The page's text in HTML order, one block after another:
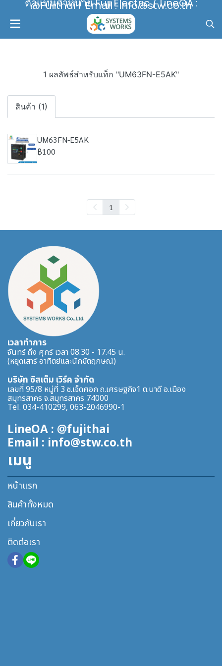
ตัวแทนจำหน่าย Fuji Electric / LineOA :
@Fujithai / Email : info@stw.co.th
1 ผลลัพธ์สำหรับแท็ก "UM63FN-E5AK"
สินค้า (1)
UM63FN-E5AK
฿100
1
เวลาทำการ
จันทร์ ถึง ศุกร์ เวลา 08.30 - 17.45 น.
(หยุดเสาร์ อาทิตย์และนักขัตฤกษณ์)
บริษัท ซิสเต็ม เวิร์ค จำกัด
เลขที่ 95/8 หมู่ที่ 3 ซ.เจ็ดศอก ถ.เศรษฐกิจ1 ต.นาดี อ.เมือง
สมุทรสาคร จ.สมุทรสาคร 74000
Tel. 034-410299, 063-2046990-1
LineOA : @fujithai
Email : info@stw.co.th
เมนู
หน้าแรก
สินค้าทั้งหมด
เกี่ยวกับเรา
ติดต่อเรา